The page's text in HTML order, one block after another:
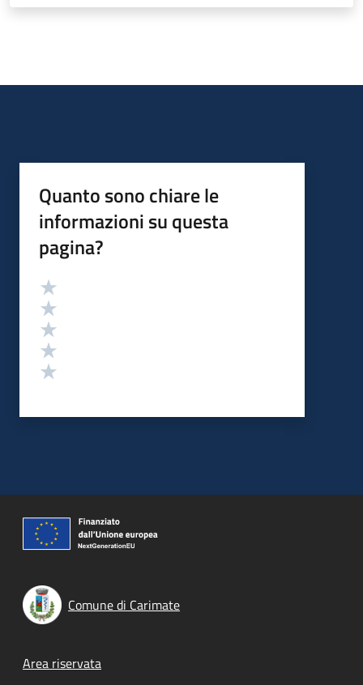
Quanto sono chiare le
informazioni su questa
pagina?
Valutazione
Comune di Carimate
Footer menu
Area riservata